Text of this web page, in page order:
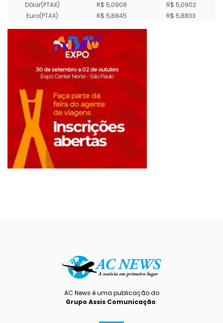
Dólar(PTAX) R$ 5,0908
R$ 5,0902
Euro(PTAX)
R$ 5,8845 R$ 5,8833
AC News é uma publicação do
Grupo Assis Comunicação.